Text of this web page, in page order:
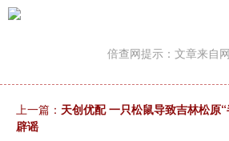
倍查网提示：文章来自
上一篇： 天创优配 一只松鼠导致吉林松
辟谣